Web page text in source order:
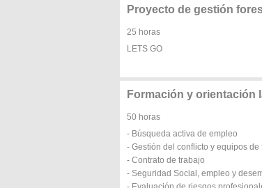
Proyecto de gestión
25 horas
LETS GO
Formación y orientación
50 horas
- Búsqueda activa de empleo
- Gestión del conflicto y equipos de
- Contrato de trabajo
- Seguridad Social, empleo y